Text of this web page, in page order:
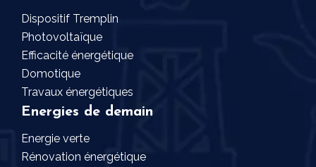
Dispositif Tremplin
Photovoltaïque
Efficacité énergétique
Domotique
Travaux énergétiques
Energies de demain
Energie verte
Rénovation énergétique